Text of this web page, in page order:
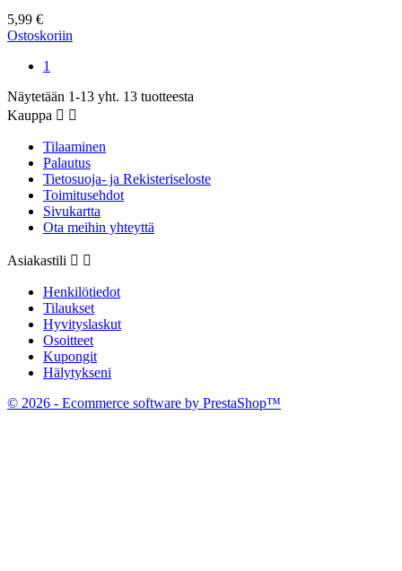
5,99 €
Ostoskoriin
1
Näytetään 1-13 yht. 13 tuotteesta
Kauppa  
Tilaaminen
Palautus
Tietosuoja- ja Rekisteriseloste
Toimitusehdot
Sivukartta
Ota meihin yhteyttä
Asiakastili  
Henkilötiedot
Tilaukset
Hyvityslaskut
Osoitteet
Kupongit
Hälytykseni
© 2026 - Ecommerce software by PrestaShop™